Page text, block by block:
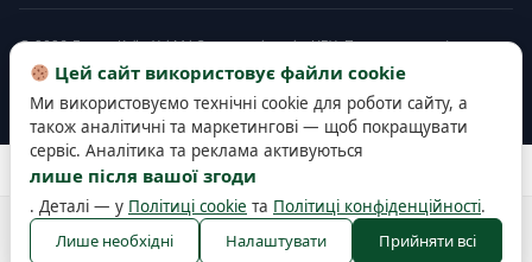
© 2026 Додам Київ. Усі МФО мають ліцензію НБУ. Посилання на офери є
партнерськими. Перед підписанням ознайомтеся з Паспортом споживчого
кредиту. Деякі матеріали готуються з використанням AI-інструментів і
верифікуються редакцією.
Розробка та підтримка сайту —
Цей сайт використовує файли cookie
Ми використовуємо технічні cookie для роботи сайту, а
також аналітичні та маркетингові — щоб покращувати
сервіс. Аналітика та реклама активуються
лише після вашої згоди
. Деталі — у Політиці cookie та Політиці конфіденційності.
Лише необхідні
Налаштувати Прийняти всі
Політика конфіденційності Політика cookie
Правила користування